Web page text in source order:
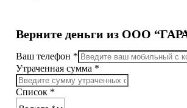
Верните деньги из ООО
Ваш телефон *
Утраченная сумма *
Список *